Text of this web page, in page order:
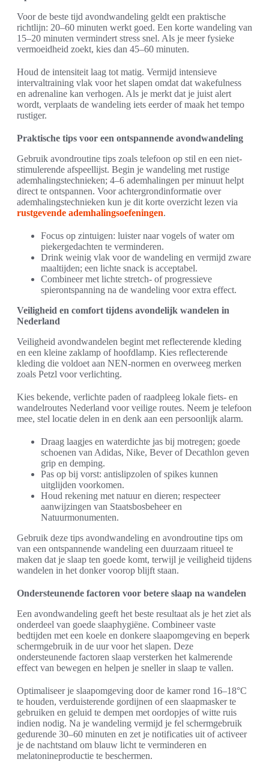
Voor de beste tijd avondwandeling geldt een praktische
richtlijn: 20–60 minuten werkt goed. Een korte wandeling van
15–20 minuten vermindert stress snel. Als je meer fysieke
vermoeidheid zoekt, kies dan 45–60 minuten.
Houd de intensiteit laag tot matig. Vermijd intensieve
intervaltraining vlak voor het slapen omdat dat wakefulness
en adrenaline kan verhogen. Als je merkt dat je juist alert
wordt, verplaats de wandeling iets eerder of maak het tempo
rustiger.
Praktische tips voor een ontspannende avondwandeling
Gebruik avondroutine tips zoals telefoon op stil en een niet-
stimulerende afspeellijst. Begin je wandeling met rustige
ademhalingstechnieken; 4–6 ademhalingen per minuut helpt
direct te ontspannen. Voor achtergrondinformatie over
ademhalingstechnieken kun je dit korte overzicht lezen via
rustgevende ademhalingsoefeningen.
Focus op zintuigen: luister naar vogels of water om
piekergedachten te verminderen.
Drink weinig vlak voor de wandeling en vermijd zware
maaltijden; een lichte snack is acceptabel.
Combineer met lichte stretch- of progressieve
spierontspanning na de wandeling voor extra effect.
Veiligheid en comfort tijdens avondelijk wandelen in
Nederland
Veiligheid avondwandelen begint met reflecterende kleding
en een kleine zaklamp of hoofdlamp. Kies reflecterende
kleding die voldoet aan NEN-normen en overweeg merken
zoals Petzl voor verlichting.
Kies bekende, verlichte paden of raadpleeg lokale fiets- en
wandelroutes Nederland voor veilige routes. Neem je telefoon
mee, stel locatie delen in en denk aan een persoonlijk alarm.
Draag laagjes en waterdichte jas bij motregen; goede
schoenen van Adidas, Nike, Bever of Decathlon geven
grip en demping.
Pas op bij vorst: antislipzolen of spikes kunnen
uitglijden voorkomen.
Houd rekening met natuur en dieren; respecteer
aanwijzingen van Staatsbosbeheer en
Natuurmonumenten.
Gebruik deze tips avondwandeling en avondroutine tips om
van een ontspannende wandeling een duurzaam ritueel te
maken dat je slaap ten goede komt, terwijl je veiligheid tijdens
wandelen in het donker voorop blijft staan.
Ondersteunende factoren voor betere slaap na wandelen
Een avondwandeling geeft het beste resultaat als je het ziet als
onderdeel van goede slaaphygiëne. Combineer vaste
bedtijden met een koele en donkere slaapomgeving en beperk
schermgebruik in de uur voor het slapen. Deze
ondersteunende factoren slaap versterken het kalmerende
effect van bewegen en helpen je sneller in slaap te vallen.
Optimaliseer je slaapomgeving door de kamer rond 16–18°C
te houden, verduisterende gordijnen of een slaapmasker te
gebruiken en geluid te dempen met oordopjes of witte ruis
indien nodig. Na je wandeling vermijd je fel schermgebruik
gedurende 30–60 minuten en zet je notificaties uit of activeer
je de nachtstand om blauw licht te verminderen en
melatonineproductie te beschermen.